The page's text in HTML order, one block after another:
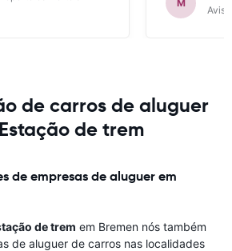
M
Avis
de carros de aluguer
de trem
de empresas de aluguer em
de trem em Bremen nós também
de aluguer de carros nas localidades